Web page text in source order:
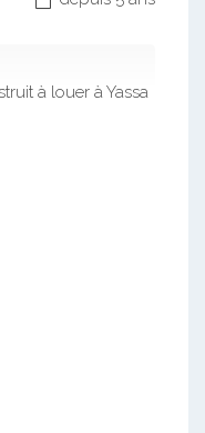
à louer à Yassa